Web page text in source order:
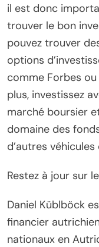
il est donc
trouver le bon
pouvez trouver
options
comme Forbes
plus, investissez
marché boursier
domaine des
d’autres
Restez à jour sur
Daniel Küblböck
financier
nationaux en